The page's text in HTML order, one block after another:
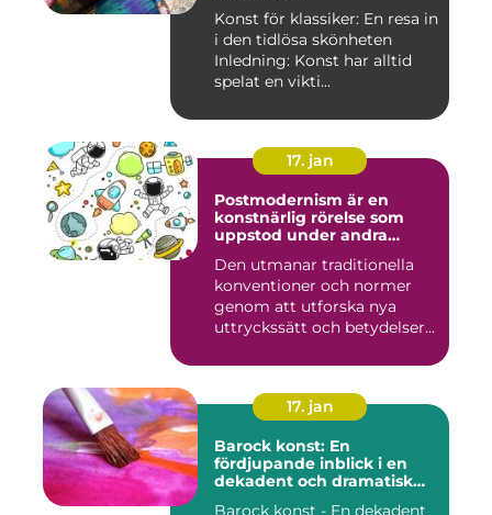
Konst för klassiker: En resa in
i den tidlösa skönheten
Inledning: Konst har alltid
spelat en vikti...
17. jan
Postmodernism är en
konstnärlig rörelse som
uppstod under andra
fortsätter att påverka
samtida konstvärlden
Den utmanar traditionella
konventioner och normer
genom att utforska nya
uttryckssätt och betydelser...
17. jan
Barock konst: En
fördjupande inblick i en
dekadent och dramatisk
Barock konst - En dekadent